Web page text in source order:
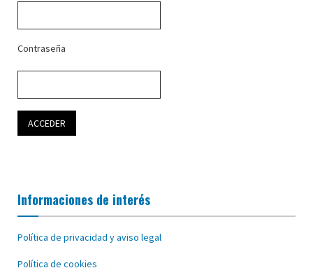
Contraseña
Informaciones de interés
Política de privacidad y aviso legal
Política de cookies